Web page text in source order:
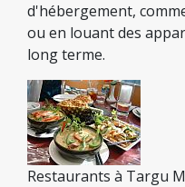
d'hébergement,
ou en louant des
long terme.
Restaurants à Targu